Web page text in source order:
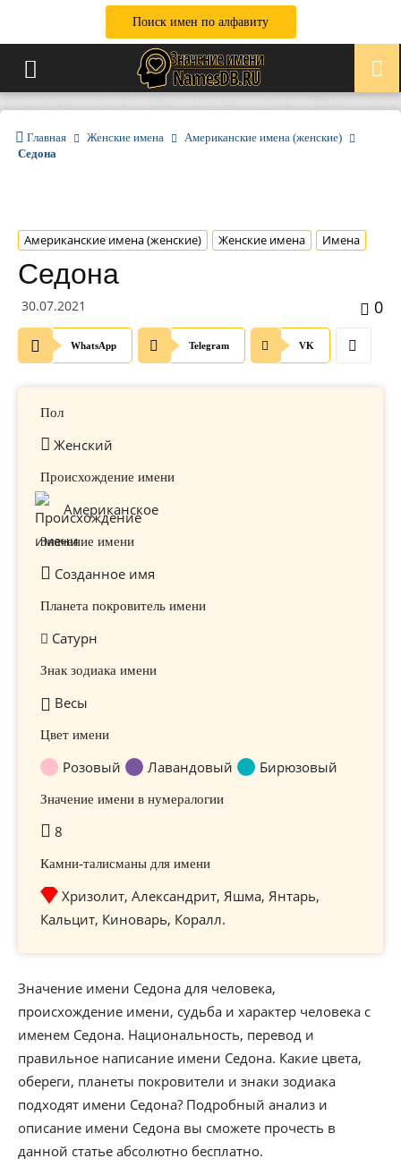
Поиск имен по алфавиту
Главная Женские имена
Американские имена (женские)
Седона
Американские имена (женские) Женские имена Имена
Седона
30.07.2021 0
WhatsApp Telegram VK
Пол
Женский
Происхождение имени
Американское
Значение имени
Созданное имя
Планета покровитель имени
Сатурн
Знак зодиака имени
Весы
Цвет имени
Розовый Лавандовый Бирюзовый
Значение имени в нумералогии
8
Камни-талисманы для имени
Хризолит, Александрит, Яшма, Янтарь,
Кальцит, Киноварь, Коралл.
Значение имени Седона для человека,
происхождение имени, судьба и характер человека с
именем Седона. Национальность, перевод и
правильное написание имени Седона. Какие цвета,
обереги, планеты покровители и знаки зодиака
подходят имени Седона? Подробный анализ и
описание имени Седона вы сможете прочесть в
данной статье абсолютно бесплатно.